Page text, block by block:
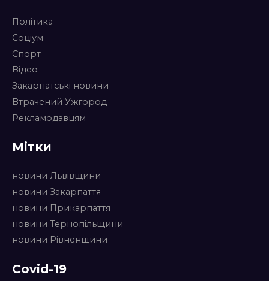
Політика
Соціум
Спорт
Відео
Закарпатські новини
Втрачений Ужгород
Рекламодавцям
Мітки
новини Львівщини
новини Закарпаття
новини Прикарпаття
новини Тернопільщини
новини Рівненщини
Covid-19